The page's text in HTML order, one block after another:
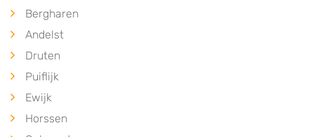
Bergharen
Andelst
Druten
Puiflijk
Ewijk
Horssen